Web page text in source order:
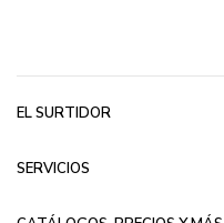
EL SURTIDOR
SERVICIOS